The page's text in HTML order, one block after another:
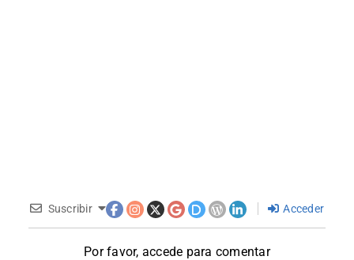
Suscribir Acceder
Por favor, accede para comentar